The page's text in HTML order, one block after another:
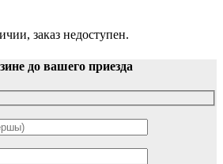
заказ недоступен.
до вашего приезда